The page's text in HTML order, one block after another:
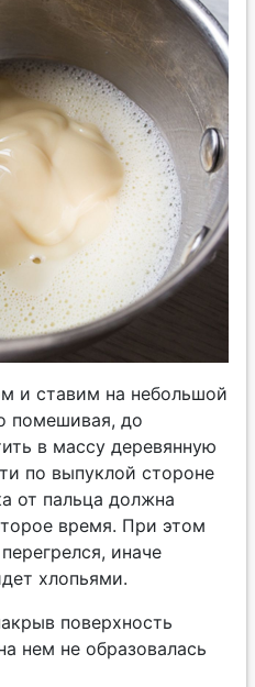
и ставим на небольшой
помешивая, до
в массу деревянную
по выпуклой стороне
от пальца должна
время. При этом
иначе
хлопьями.
поверхность
нем не образовалась